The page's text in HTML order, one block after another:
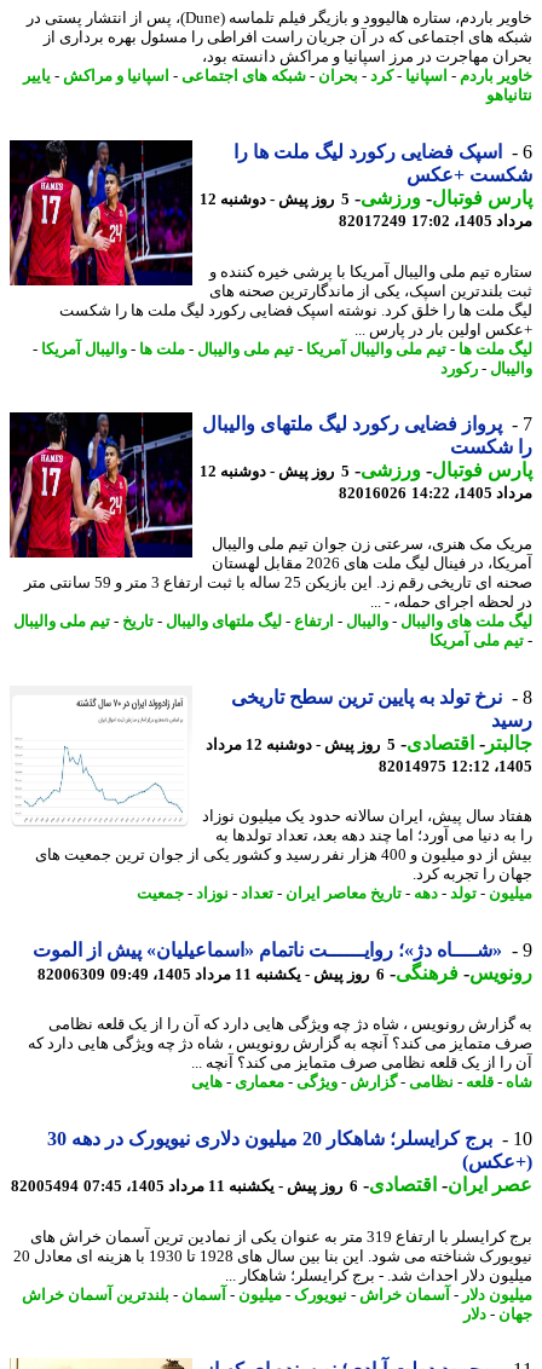
خاویر باردم، ستاره هالیوود و بازیگر فیلم تلماسه (Dune)، پس از انتشار پستی در
های اجتماعی که در آن جریان راست افراطی را مسئول بهره برداری از
مهاجرت در مرز اسپانیا و مراکش دانسته بود،
باردم- اسپانیا-کرد-بحران- شبکه های اجتماعی-اسپانیا و مراکش -یاییر
اسپک فضایی رکورد لیگ ملت ها را
+عکس
فوتبال-ورزشی-
5 روز پیش - دوشنبه 12
17:02
82017249
تیم ملی والیبال آمریکا با پرشی خیره کننده و
بلندترین اسپک، یکی از ماندگارترین صحنه های
ملت ها را خلق کرد. نوشته اسپک فضایی رکورد لیگ ملت ها را شکست
اولین بار در پارس ...
ملت ها- تیم ملی والیبال آمریکا- تیم ملی والیبال-ملت ها- والیبال آمریکا-
-رکورد
پرواز فضایی رکورد لیگ ملتهای والیبال
شکست
فوتبال-ورزشی-
5 روز پیش - دوشنبه 12
14:22
82016026
مک هنری، سرعتی زن جوان تیم ملی والیبال
آمریکا، در فینال لیگ ملت های 2026 مقابل لهستان
صحنه ای تاریخی رقم زد. این بازیکن 25 ساله با ثبت ارتفاع 3 متر و 59 سانتی متر
اجرای حمله، - ...
ملت های والیبال-والیبال-ارتفاع -لیگ ملتهای والیبال-تاریخ- تیم ملی والیبال
ملی آمریکا
نرخ تولد به پایین ترین سطح تاریخی
-اقتصادی-
5 روز پیش - دوشنبه 12 مرداد
82014975
سال پیش، ایران سالانه حدود یک میلیون نوزاد
دنیا می آورد؛ اما چند دهه بعد، تعداد تولدها به
بیش از دو میلیون و 400 هزار نفر رسید و کشور یکی از جوان ترین جمعیت های
را تجربه کرد.
-تولد -دهه-تاریخ معاصر ایران - تعداد-نوزاد- جمعیت
«شــــاه دژ»؛ روایــــــت ناتمام «اسماعیلیان» پیش از الموت
-فرهنگی-6 روز پیش - یکشنبه 11 مرداد 1405، 09:49 82006309
رونویس ، شاه دژ چه ویژگی هایی دارد که آن را از یک قلعه نظامی
متمایز می کند؟ آنچه به گزارش رونویس ، شاه دژ چه ویژگی هایی دارد که
از یک قلعه نظامی صرف متمایز می کند؟ آنچه ...
-قلعه -نظامی-گزارش -ویژگی-معماری- هایی
برج کرایسلر؛ شاهکار 20 میلیون دلاری نیویورک در دهه 30
ایران- اقتصادی-6 روز پیش - یکشنبه 11 مرداد 1405، 07:45 82005494
برج کرایسلر با ارتفاع 319 متر به عنوان یکی از نمادین ترین آسمان خراش های
نیویورک شناخته می شود. این بنا بین سال های 1928 تا 1930 با هزینه ای معادل 20
دلار احداث شد. - برج کرایسلر؛ شاهکار ...
دلار-آسمان خراش -نیویورک- میلیون-آسمان-بلندترین آسمان خراش
-دلار